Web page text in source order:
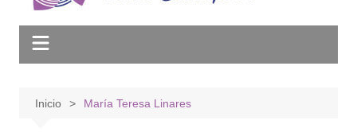
Inicio María Teresa Linares